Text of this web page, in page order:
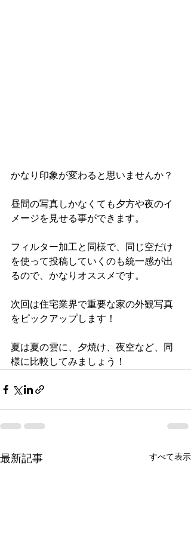
かなり印象が変わると思いませんか？
昼間の写真しかなくても夕方や夜のイ
メージを見せる事ができます。
フィルター加工と同様で、同じ空だけ
を使って投稿していくのも統一感が出
るので、かなりオススメです。
次回は住宅業界で重要な家の外観写真
をピックアップします！
夏は夏の雲に、夕焼け、夜空など、同
様に比較してみましょう！
最新記事 すべて表示